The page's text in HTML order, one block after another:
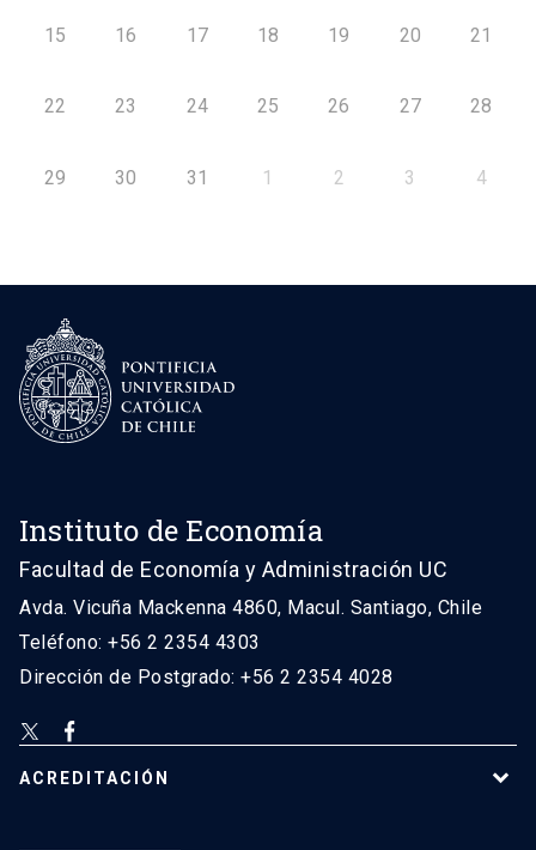
15 16 17 18 19 20 21
22 23 24 25 26 27 28
29 30 31 1 2 3 4
Instituto de Economía
Facultad de Economía y Administración UC
Avda. Vicuña Mackenna 4860, Macul. Santiago, Chile
Teléfono: +56 2 2354 4303
Dirección de Postgrado: +56 2 2354 4028
ACREDITACIÓN